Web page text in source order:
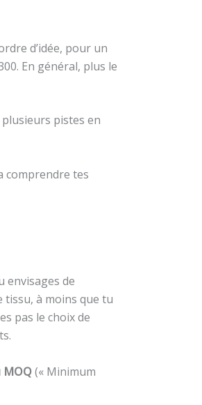
d’idée, pour un
En général, plus le
pistes en
comprendre tes
envisages de
tissu, à moins que tu
pas le choix de
(« Minimum